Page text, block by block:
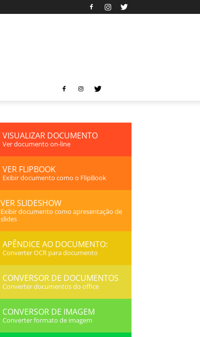
VISUALIZAR DOCUMENTO
Ver documento on-line
VER FLIPBOOK
Exibir documento como o FlipBook
VER SLIDESHOW
Exibir documento como apresentação de
slides
APÊNDICE AO DOCUMENTO:
Converter OCR para documento
CONVERSOR DE DOCUMENTOS
Converter documentos do office
CONVERSOR DE IMAGEM
Converter formato de imagem